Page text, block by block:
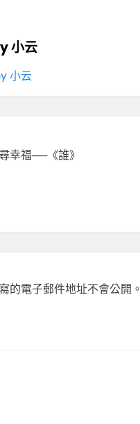
小云
小云
幸福──《誰》
的電子郵件地址不會公開。